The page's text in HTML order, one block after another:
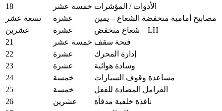
18
خمسة عشر الأدوات / المؤشرات
تسعة عشر
عشرة
مصابيح أمامية منخفضة الشعاع – يمين
عشرين
عشرة
شعاع منخفض – LH
21
خمسة عشر فتحة سقف
22
عشرة
إدارة المحرك
23
عشرة
وسادة هوائية
24
خمسة
مساعدة وقوف السيارات
25
خمسة
الفرامل المضادة للقفل
26
عشرين
نافذة خلفية مدفأة